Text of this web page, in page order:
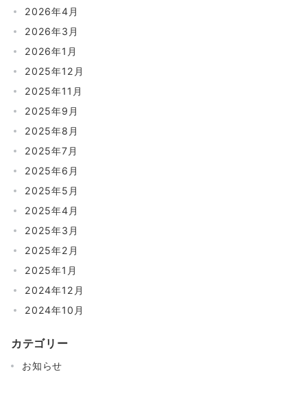
2026年4月
2026年3月
2026年1月
2025年12月
2025年11月
2025年9月
2025年8月
2025年7月
2025年6月
2025年5月
2025年4月
2025年3月
2025年2月
2025年1月
2024年12月
2024年10月
カテゴリー
お知らせ